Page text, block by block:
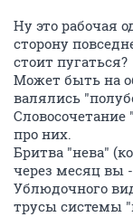
Ну это рабочая
сторону
стоит пугаться?
Может быть на
валялись
Словосочетание
про них.
Бритва "нева"
через месяц вы
Ублюдочного
трусы системы